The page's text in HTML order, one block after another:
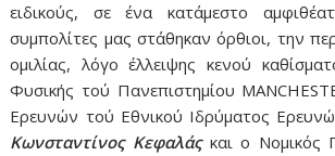
ειδικούς, σε ένα κατάμεστο
συμπολίτες μας στάθηκαν όρθιοι, την
ομιλίας, λόγο έλλειψης κενού καθίσματ
Φυσικής τού Πανεπιστημίου
Ερευνών τού Εθνικού Ιδρύματος
Κωνσταντίνος Κεφαλάςκαι ο Νομικός